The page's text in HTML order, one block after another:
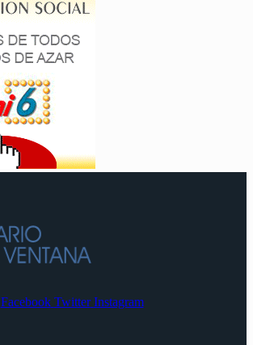
Facebook Twitter Instagram